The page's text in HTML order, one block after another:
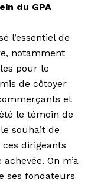
du GPA
l’essentiel de
notamment
pour le
de côtoyer
et
le témoin de
souhait de
dirigeants
On m’a
ses fondateurs